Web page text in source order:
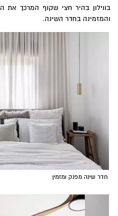
בווילון בהיר חצי שקוף המרכך את
והמזמינה בחדר השינה.
חדר שינה מפנק ומזמין